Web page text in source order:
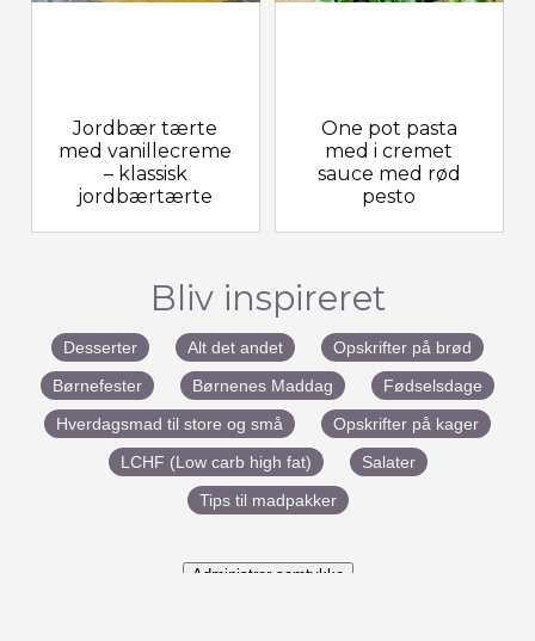
Jordbær tærte
med vanillecreme
– klassisk
jordbærtærte
One pot pasta
med i cremet
sauce med rød
pesto
Bliv inspireret
Desserter Alt det andet
Opskrifter på brød
Børnefester
Børnenes Maddag
Fødselsdage
Hverdagsmad til store og små
Opskrifter på kager
LCHF (Low carb high fat)
Salater
Tips til madpakker
Administrer samtykke